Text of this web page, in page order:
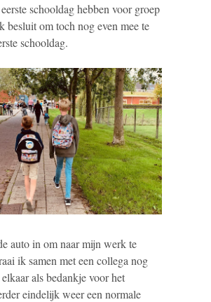
schooldag hebben voor groep
besluit om toch nog even mee te
schooldag.
auto in om naar mijn werk te
ik samen met een collega nog
als bedankje voor het
eindelijk weer een normale